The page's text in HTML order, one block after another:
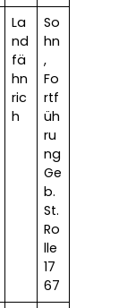
La
nd
fä
hn
ric
h
So
hn
,
Fo
rtf
üh
ru
ng
Ge
b.
St.
Ro
lle
17
67